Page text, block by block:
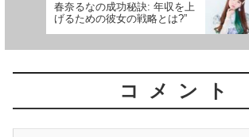
春奈るなの成功秘訣: 年収を上
げるための彼女の戦略とは?”
コメント